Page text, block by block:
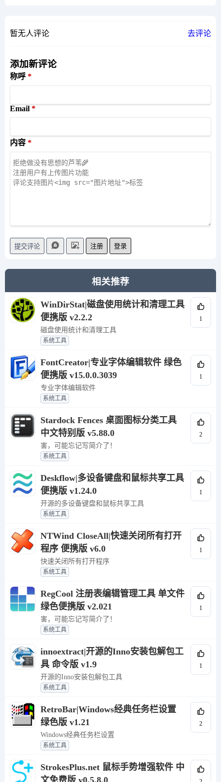
暂无人评论 去评论
添加新评论
称呼
Email
内容
提交评论 注册 登录
相关推荐
WinDirStat|磁盘使用统计和清理工具
便携版 v2.2.2
磁盘使用统计和清理工具
系统工具
1
FontCreator|专业字体编辑软件 绿色
便携版 v15.0.0.3039
专业字体编辑软件
系统工具
1
Stardock Fences 桌面图标分类工具
中文特别版 v5.88.0
害，可能忘记写简介了！
系统工具
2
Deskflow|多设备键盘和鼠标共享工具
便携版 v1.24.0
开源的多设备键盘和鼠标共享工具
系统工具
1
NTWind CloseAll|快速关闭所有打开
程序 便携版 v6.0
快速关闭所有打开程序
系统工具
1
RegCool 注册表编辑管理工具 单文件
绿色便携版 v2.021
害，可能忘记写简介了！
系统工具
1
innoextract|开源的Inno安装包解包工
具 命令版 v1.9
开源的Inno安装包解包工具
系统工具
1
RetroBar|Windows经典任务栏设置
绿色版 v1.21
Windows经典任务栏设置
系统工具
2
StrokesPlus.net 鼠标手势增强软件 中
文免费版 v0.5.8.0